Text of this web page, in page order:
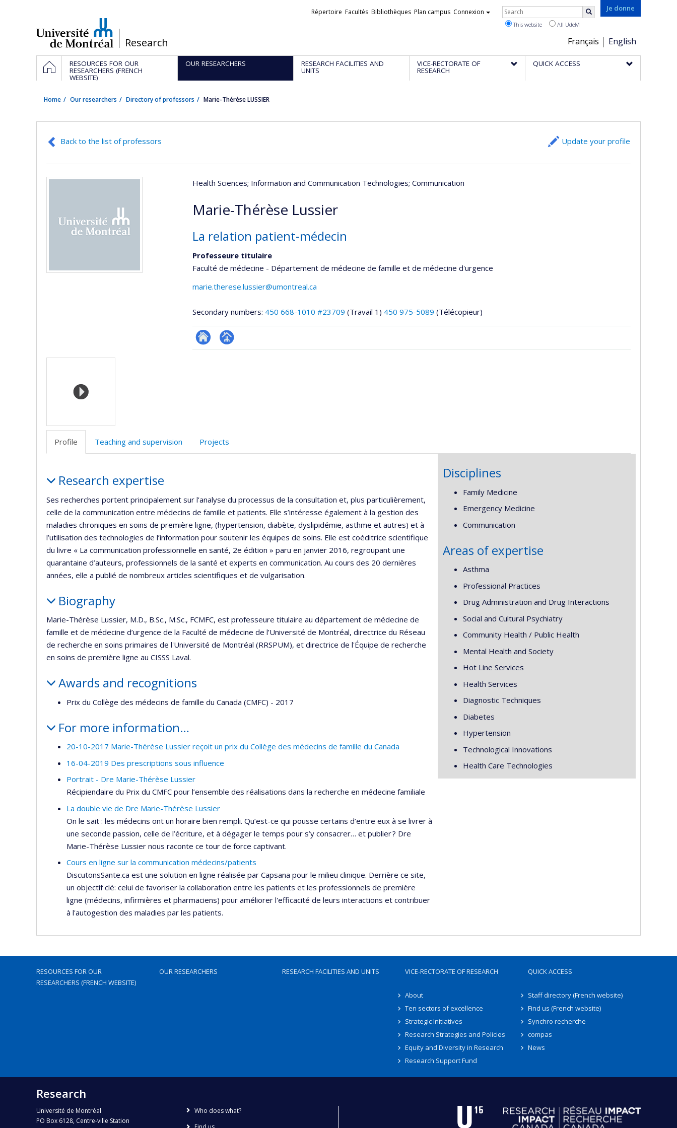
/Research
Je donne
Choix
de
la
Français English
Liens
Répertoire Facultés Bibliothèques Plan campus Connexion Rechercher
This website All UdeM
Navigation
principale
HOMERESOURCES FOR OUR
RESEARCHERS (FRENCH
WEBSITE)
OUR RESEARCHERS RESEARCH FACILITIES AND
UNITS
VICE-RECTORATE OF
RESEARCH
QUICK ACCESS
Home Our researchers Directory of professors Marie-Thérèse LUSSIER
Back to the list of professors Update your profile
Health Sciences; Information and Communication Technologies; Communication
Marie-Thérèse Lussier
La relation patient-médecin
Professeure titulaire
Faculté de médecine - Département de médecine de famille et de médecine d'urgence
marie.therese.lussier@umontreal.ca
Secondary numbers: 450 668-1010 #23709 (Travail 1) 450 975-5089 (Télécopieur)
ResearchGate
Page
Media
Profile Teaching and supervision Projects
Research expertise
Ses recherches portent principalement sur l’analyse du processus de la consultation et, plus particulièrement,
celle de la communication entre médecins de famille et patients. Elle s’intéresse également à la gestion des
maladies chroniques en soins de première ligne, (hypertension, diabète, dyslipidémie, asthme et autres) et à
l’utilisation des technologies de l’information pour soutenir les équipes de soins. Elle est coéditrice scientifique
du livre « La communication professionnelle en santé, 2e édition » paru en janvier 2016, regroupant une
quarantaine d’auteurs, professionnels de la santé et experts en communication. Au cours des 20 dernières
années, elle a publié de nombreux articles scientifiques et de vulgarisation.
Biography
Marie-Thérèse Lussier, M.D., B.Sc., M.Sc., FCMFC, est professeure titulaire au département de médecine de
famille et de médecine d’urgence de la Faculté de médecine de l’Université de Montréal, directrice du Réseau
de recherche en soins primaires de l'Université de Montréal (RRSPUM), et directrice de l'Équipe de recherche
en soins de première ligne au CISSS Laval.
Awards and recognitions
Prix du Collège des médecins de famille du Canada (CMFC) - 2017
For more information…
20-10-2017 Marie-Thérèse Lussier reçoit un prix du Collège des médecins de famille du Canada
16-04-2019 Des prescriptions sous influence
Portrait - Dre Marie-Thérèse Lussier
Récipiendaire du Prix du CMFC pour l’ensemble des réalisations dans la recherche en médecine familiale
La double vie de Dre Marie-Thérèse Lussier
On le sait : les médecins ont un horaire bien rempli. Qu’est-ce qui pousse certains d’entre eux à se livrer à
une seconde passion, celle de l’écriture, et à dégager le temps pour s’y consacrer… et publier ? Dre
Marie-Thérèse Lussier nous raconte ce tour de force captivant.
Cours en ligne sur la communication médecins/patients
DiscutonsSante.ca est une solution en ligne réalisée par Capsana pour le milieu clinique. Derrière ce site,
un objectif clé: celui de favoriser la collaboration entre les patients et les professionnels de première
ligne (médecins, infirmières et pharmaciens) pour améliorer l'efficacité de leurs interactions et contribuer
à l'autogestion des maladies par les patients.
Disciplines
Family Medicine
Emergency Medicine
Communication
Areas of expertise
Asthma
Professional Practices
Drug Administration and Drug Interactions
Social and Cultural Psychiatry
Community Health / Public Health
Mental Health and Society
Hot Line Services
Health Services
Diagnostic Techniques
Diabetes
Hypertension
Technological Innovations
Health Care Technologies
RESOURCES FOR OUR
RESEARCHERS (FRENCH WEBSITE)
OUR RESEARCHERS RESEARCH FACILITIES AND UNITS VICE-RECTORATE OF RESEARCH
About
Ten sectors of excellence
Strategic Initiatives
Research Strategies and Policies
Equity and Diversity in Research
Research Support Fund
QUICK ACCESS
Staff directory (French website)
Find us (French website)
Synchro recherche
compas
News
Research
Université de Montréal
PO Box 6128, Centre-ville Station
Who does what?